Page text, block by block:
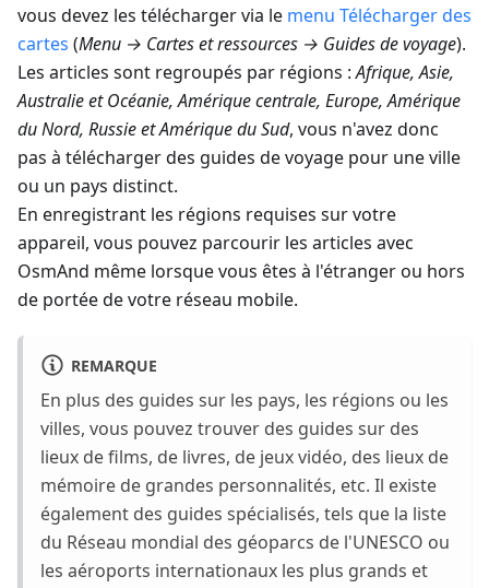
vous devez les télécharger via le menu Télécharger des
cartes (Menu → Cartes et ressources → Guides de voyage).
Les articles sont regroupés par régions :Afrique, Asie,
Australie et Océanie, Amérique centrale, Europe, Amérique
du Nord, Russie et Amérique du Sud, vous n'avez donc
pas à télécharger des guides de voyage pour une ville
ou un pays distinct.
En enregistrant les régions requises sur votre
appareil, vous pouvez parcourir les articles avec
OsmAnd même lorsque vous êtes à l'étranger ou hors
de portée de votre réseau mobile.
REMARQUE
En plus des guides sur les pays, les régions ou les
villes, vous pouvez trouver des guides sur des
lieux de films, de livres, de jeux vidéo, des lieux de
mémoire de grandes personnalités, etc. Il existe
également des guides spécialisés, tels que la liste
du Réseau mondial des géoparcs de l'UNESCO ou
les aéroports internationaux les plus grands et